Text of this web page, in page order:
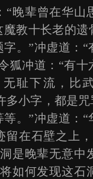
辈曾在华山
教十长老的遗
字。”冲虚道：
狐冲道：“有十
无耻下流，比
多小字，都是
。”冲虚道：
留在石壁之上
是晚辈无意中
如何发现这石